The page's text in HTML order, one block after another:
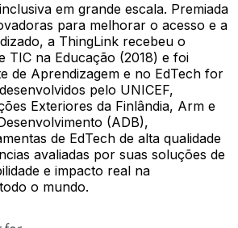
em grande escala. Premiada
para melhorar o acesso e a
a ThingLink recebeu o
TIC na Educação (2018) e foi
de Aprendizagem e no EdTech for
pelo UNICEF,
Exteriores da Finlândia, Arm e
(ADB),
de EdTech de alta qualidade
avaliadas por suas soluções de
e impacto real na
o mundo.